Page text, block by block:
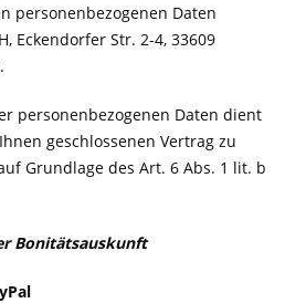
personenbezogenen Daten
Eckendorfer Str. 2-4, 33609
personenbezogenen Daten dient
geschlossenen Vertrag zu
Grundlage des Art. 6 Abs. 1 lit. b
Bonitätsauskunft